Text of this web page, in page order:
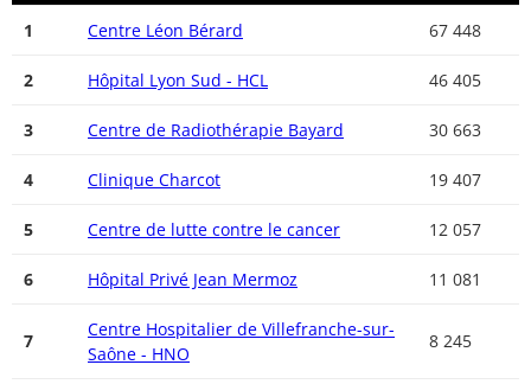
1 Centre Léon Bérard 67 448
2 Hôpital Lyon Sud - HCL 46 405
3 Centre de Radiothérapie Bayard 30 663
4 Clinique Charcot 19 407
5 Centre de lutte contre le cancer 12 057
6 Hôpital Privé Jean Mermoz 11 081
7
Centre Hospitalier de Villefranche-sur-
Saône - HNO
8 245